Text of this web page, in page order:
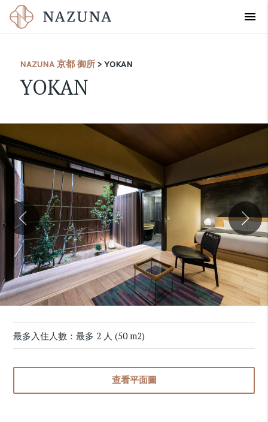
menu
NAZUNA 京都 御所 > YOKAN
YOKAN
最多入住人數：最多 2 人 (50 m2)
查看平面圖